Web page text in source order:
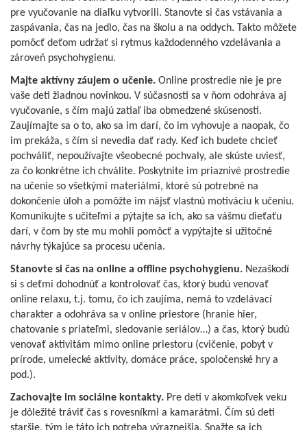
pre vyučovanie na diaľku vytvorili. Stanovte si čas vstávania a
zaspávania, čas na jedlo, čas na školu a na oddych. Takto môžete
pomôcť deťom udržať si rytmus každodenného vzdelávania a
zároveň psychohygienu.
Majte aktívny záujem o učenie. Online prostredie nie je pre
vaše deti žiadnou novinkou. V súčasnosti sa v ňom odohráva aj
vyučovanie, s čím majú zatiaľ iba obmedzené skúsenosti.
Zaujímajte sa o to, ako sa im darí, čo im vyhovuje a naopak, čo
im prekáža, s čím si nevedia dať rady. Keď ich budete chcieť
pochváliť, nepoužívajte všeobecné pochvaly, ale skúste uviesť,
za čo konkrétne ich chválite. Poskytnite im priaznivé prostredie
na učenie so všetkými materiálmi, ktoré sú potrebné na
dokončenie úloh a pomôžte im nájsť vlastnú motiváciu k učeniu.
Komunikujte s učiteľmi a pýtajte sa ich, ako sa vášmu dieťaťu
darí, v čom by ste mu mohli pomôcť a vypýtajte si užitočné
návrhy týkajúce sa procesu učenia.
Stanovte si čas na online a offline psychohygienu. Nezaškodí
si s deťmi dohodnúť a kontrolovať čas, ktorý budú venovať
online relaxu, t.j. tomu, čo ich zaujíma, nemá to vzdelávací
charakter a odohráva sa v online priestore (hranie hier,
chatovanie s priateľmi, sledovanie seriálov…) a čas, ktorý budú
venovať aktivitám mimo online priestoru (cvičenie, pobyt v
prírode, umelecké aktivity, domáce práce, spoločenské hry a
pod.).
Zachovajte im sociálne kontakty. Pre deti v akomkoľvek veku
je dôležité tráviť čas s rovesníkmi a kamarátmi. Čím sú deti